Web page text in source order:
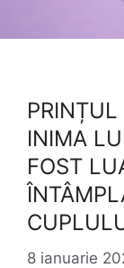
INIMA
FOST
8 ianuarie